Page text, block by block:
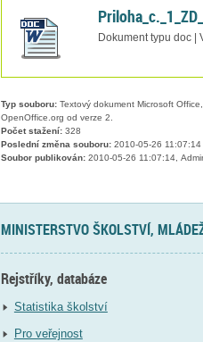
Dokument typu doc |
Typ souboru:Textový dokument Microsoft
OpenOffice.org od verze 2.
Počet stažení:328
Poslední změna souboru:2010-05-26 11:07:14
Soubor publikován:2010-05-26 11:07:14,
MINISTERSTVO ŠKOLSTVÍ,
Rejstříky, databáze
Statistika školství
Pro veřejnost